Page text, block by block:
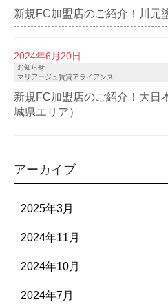
新規FC加盟店のご紹介！川元
2024年6月20日
お知らせ
マリアージュ賃貸アライアンス
新規FC加盟店のご紹介！大日
城県エリア）
アーカイブ
2025年3月
2024年11月
2024年10月
2024年7月